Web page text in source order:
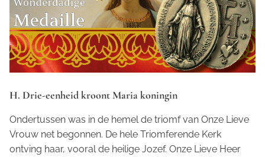
H. Drie-eenheid kroont Maria koningin
Ondertussen was in de hemel de triomf van Onze Lieve
Vrouw net begonnen. De hele Triomferende Kerk
ontving haar, vooral de heilige Jozef. Onze Lieve Heer